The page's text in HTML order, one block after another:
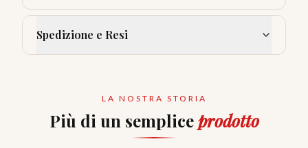
Spedizione e Resi
LA NOSTRA STORIA
Più di un sempliceprodotto